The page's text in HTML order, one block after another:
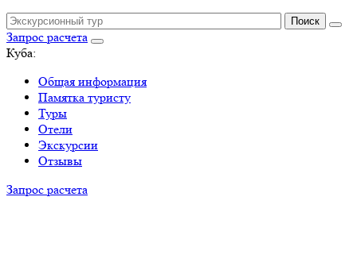
Запрос расчета
Куба:
Общая информация
Памятка туристу
Туры
Отели
Экскурсии
Отзывы
Запрос расчета